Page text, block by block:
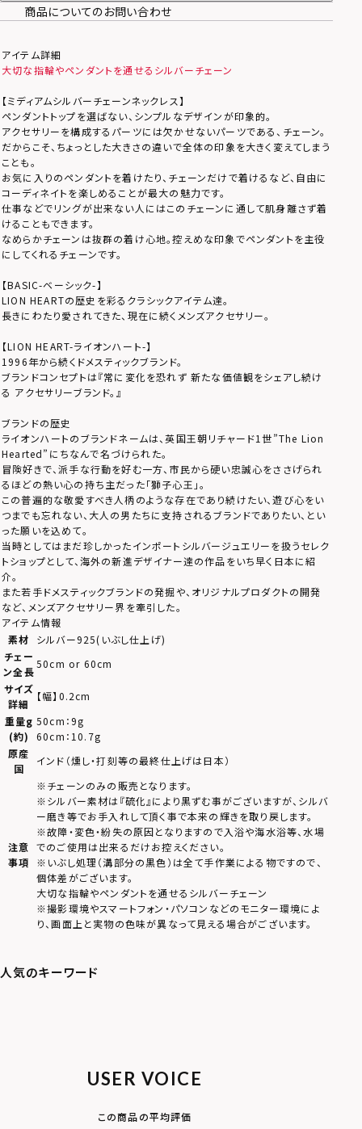
商品についてのお問い合わせ
アイテム詳細
大切な指輪やペンダントを通せるシルバーチェーン
【ミディアムシルバーチェーンネックレス】
ペンダントトップを選ばない、シンプルなデザインが印象的。
アクセサリーを構成するパーツには欠かせないパーツである、チェーン。
だからこそ、ちょっとした大きさの違いで全体の印象を大きく変えてしまう
ことも。
お気に入りのペンダントを着けたり、チェーンだけで着けるなど、自由に
コーディネイトを楽しめることが最大の魅力です。
仕事などでリングが出来ない人にはこのチェーンに通して肌身離さず着
けることもできます。
なめらかチェーンは抜群の着け心地。控えめな印象でペンダントを主役
にしてくれるチェーンです。
【BASIC-ベーシック-】
LION HEARTの歴史を彩るクラシックアイテム達。
長きにわたり愛されてきた、現在に続くメンズアクセサリー。
【LION HEART-ライオンハート-】
1996年から続くドメスティックブランド。
ブランドコンセプトは『常に変化を恐れず 新たな価値観をシェアし続け
る アクセサリーブランド。』
ブランドの歴史
ライオンハートのブランドネームは、英国王朝リチャード1世”The Lion
Hearted”にちなんで名づけられた。
冒険好きで、派手な行動を好む一方、市民から硬い忠誠心をささげられ
るほどの熱い心の持ち主だった「獅子心王」。
この普遍的な敬愛すべき人柄のような存在であり続けたい、遊び心をい
つまでも忘れない、大人の男たちに支持されるブランドでありたい、とい
った願いを込めて。
当時としてはまだ珍しかったインポートシルバージュエリーを扱うセレク
トショップとして、海外の新進デザイナー達の作品をいち早く日本に紹
介。
また若手ドメスティックブランドの発掘や、オリジナルプロダクトの開発
など、メンズアクセサリー界を牽引した。
アイテム情報
素材
シルバー925(いぶし仕上げ)
チェー
ン全長
50cm or 60cm
サイズ
詳細
【幅】0.2cm
重量g
(約)
50cm：9g
60cm：10.7g
原産
国
インド（燻し・打刻等の最終仕上げは日本）
注意
事項
※チェーンのみの販売となります。
※シルバー素材は『硫化』により黒ずむ事がございますが、シルバ
ー磨き等でお手入れして頂く事で本来の輝きを取り戻します。
※故障・変色・紛失の原因となりますので入浴や海水浴等、水場
でのご使用は出来るだけお控えください。
※いぶし処理（溝部分の黒色）は全て手作業による物ですので、
個体差がございます。
大切な指輪やペンダントを通せるシルバーチェーン
※撮影環境やスマートフォン・パソコンなどのモニター環境によ
り、画面上と実物の色味が異なって見える場合がございます。
USER VOICE